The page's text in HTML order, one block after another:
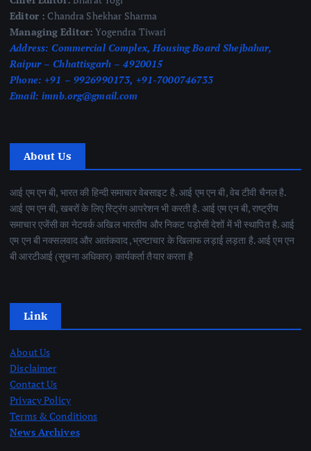
Editor : Chandra Shekhar Sharma
Managing Editor: Yogendra Tiwari
Address: Commercial Complex, Housing Board Shejbahar,
Raipur – Chhattisgarh – 4920015
Phone: +91 – 9926990173, +91-7000746733
Email: imnb.org@gmail.com
About Us
आई एम एन बी, भारत की हिन्दी समाचार वेबसाइट है. आई एम एन बी, वेब टीवी चैनल है.
आई एम एन बी, खबरों के लिए स्ट्रिंग आपरेशन भी करती है. आई एम एन बी, राष्ट्रीय
समाचार एजेंसी का नेटवर्क अखिल भारतीय और निकट पड़ोसी देशों में भी स्थापित है. आई
एम एन बी नक्सलवाद और आतंकवाद ,भ्रष्टाचार के खिलाफ लड़ाई लड़ता है. आई एम एन
बी आरटीआई (सूचना अधिकार) कार्यकर्ता तैयार करता है
Link
About Us
Disclaimer
Contact Us
Privacy Policy
Terms & Conditions
News Archives